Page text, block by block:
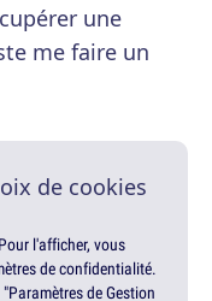
une
me faire un
de cookies
l'afficher, vous
de confidentialité.
de Gestion